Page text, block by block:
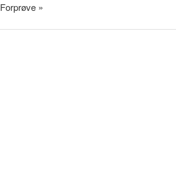
Forprøve »